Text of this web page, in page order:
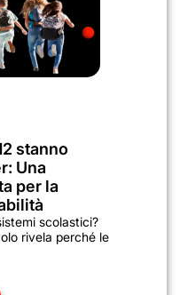
stanno
Una
per la
scolastici?
rivela perché le